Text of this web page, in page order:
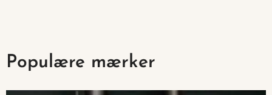
Populære mærker